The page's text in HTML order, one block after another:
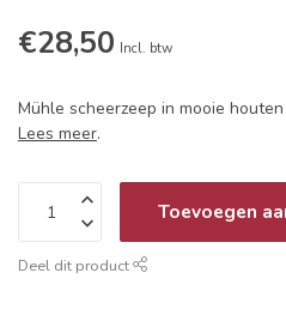
€28,50 Incl. btw
Mühle scheerzeep in mooie
Lees meer.
Toevoegen
Deel dit product